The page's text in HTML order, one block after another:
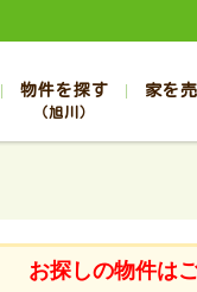
帯広の新築一
帯広の中古一
物件を探す
（旭川）
旭川の新築一
旭川の中古一
家を
お探しの物件は